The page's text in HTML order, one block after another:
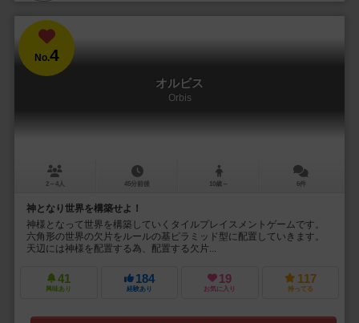
No.4
オルビス
Orbis
2～4人 45分前後 10歳～ 6件
神となり世界を構築せよ！
神様となって世界を構築していくタイルプレイスメントゲームです。
六角形の世界の欠片をルールの基ピラミッド型に配置していきます。
天辺には神様を配置する為、配置する欠片...
41
興味あり
184
経験あり
19
お気に入り
117
持ってる